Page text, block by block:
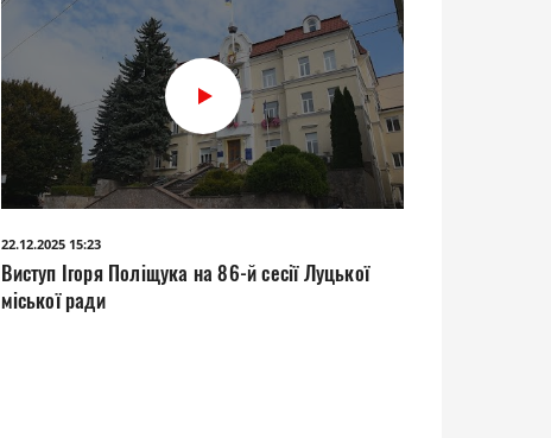
22.12.2025 15:23
Виступ Ігоря Поліщука на 86-й сесії Луцької
міської ради